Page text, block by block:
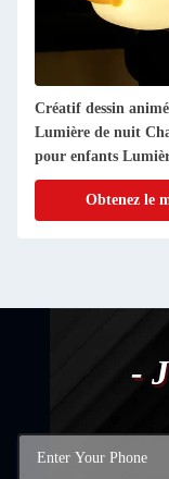
Créatif dessin
Lumière de nuit
pour enfants
Chargement USB
Obtenez le
-